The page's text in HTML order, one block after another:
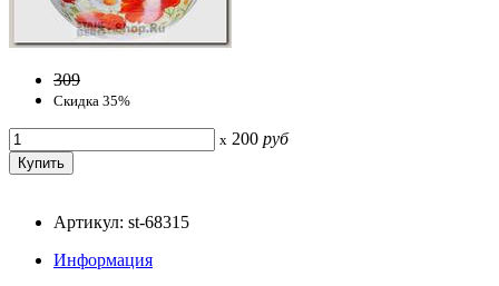
309
Скидка 35%
x 200 руб
Артикул: st-68315
Информация